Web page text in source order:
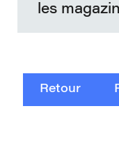
les
Retour